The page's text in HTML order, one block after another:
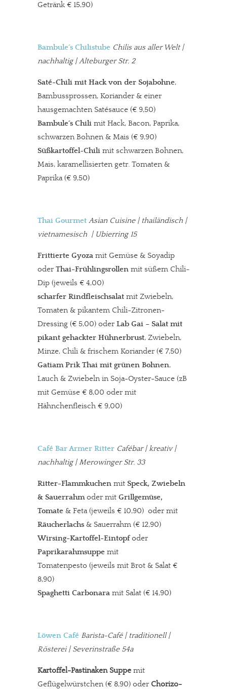
Getränk € 15,90)
Bambule´s Chilistube Chilis aus aller Welt|
nachhaltig | Alteburger Str. 2
Saté-Chili mit Hack von der Sojabohne,
Bambussprossen, Koriander & einer
hausgemachten Satésauce (€ 9,50)
Bambule´s Chili mit Hack, Bacon, Paprika,
schwarzen Bohnen & Mais (€ 9,90)
Süßkartoffel-Chili mit schwarzen Bohnen,
Mais, karamellisierten getr. Tomaten &
Paprika (€ 9,50)
Thai Gourmet Asian Cuisine | thailändisch |
vietnamesisch | Ubierring 15
Frittierte Gyoza mit Gemüse & Soyadip
oder Thai-Frühlingsrollen mit süßem Chili-
Dip (jeweils € 4,00)
scharfer Rindfleischsalat mit Zwiebeln,
Tomaten & pikantem Chili-Zitronen-
Dressing (€ 5,00) oder Lab Gai – Salat mit
pikant gehackter Hühnerbrust, Zwiebeln,
Minze, Chili & frischem Koriander (€ 7,50)
Gatiam Prik Thai mit grünen Bohnen,
Lauch & Zwiebeln in Soja-Oyster-Sauce (zB
mit Gemüse € 8,00 oder mit
Hähnchenfleisch € 9,00)
Café Bar Armer Ritter Cafébar| kreativ |
nachhaltig | Merowinger Str. 33
Ritter-Flammkuchen mit Speck, Zwiebeln
& Sauerrahmoder mit Grillgemüse,
Tomate & Feta (jeweils € 10,90) oder mit
Räucherlachs & Sauerrahm (€ 12,90)
Wirsing-Kartoffel-Eintopfoder
Paprikarahmsuppe mit
Tomatenpesto (jeweils mit Brot & Salat €
8,90)
Spaghetti Carbonara mit Salat (€ 14,90)
Löwen Café Barista-Café| traditionell |
Rösterei | Severinstraße 54a
Kartoffel-Pastinaken Suppe mit
Geflügelwürstchen (€ 8,90) oder Chorizo-